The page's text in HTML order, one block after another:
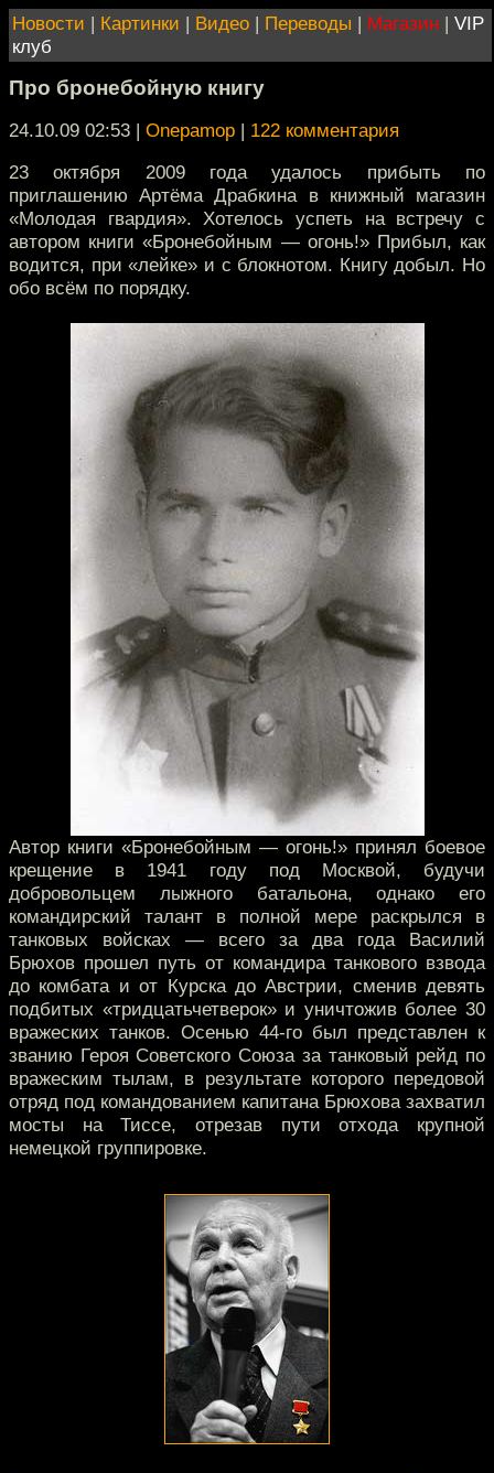
Новости | Картинки | Видео | Переводы | Магазин | VIP
клуб
Про бронебойную книгу
24.10.09 02:53 | Onepamop | 122 комментария
23 октября 2009 года удалось прибыть по
приглашению Артёма Драбкина в книжный магазин
«Молодая гвардия». Хотелось успеть на встречу с
автором книги «Бронебойным — огонь!» Прибыл, как
водится, при «лейке» и с блокнотом. Книгу добыл. Но
обо всём по порядку.
Автор книги «Бронебойным — огонь!» принял боевое
крещение в 1941 году под Москвой, будучи
добровольцем лыжного батальона, однако его
командирский талант в полной мере раскрылся в
танковых войсках — всего за два года Василий
Брюхов прошел путь от командира танкового взвода
до комбата и от Курска до Австрии, сменив девять
подбитых «тридцатьчетверок» и уничтожив более 30
вражеских танков. Осенью 44-го был представлен к
званию Героя Советского Союза за танковый рейд по
вражеским тылам, в результате которого передовой
отряд под командованием капитана Брюхова захватил
мосты на Тиссе, отрезав пути отхода крупной
немецкой группировке.